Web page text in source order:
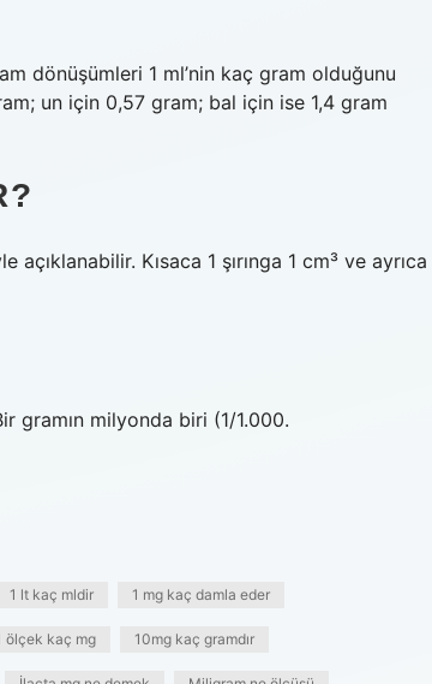
dönüşümleri 1 ml’nin kaç gram olduğunu
un için 0,57 gram; bal için ise 1,4 gram
Kısaca 1 şırınga 1 cm³ ve ayrıca
gramın milyonda biri (1/1.000.
1 lt kaç mldir 1 mg kaç damla eder
ölçek kaç mg 10mg kaç gramdır